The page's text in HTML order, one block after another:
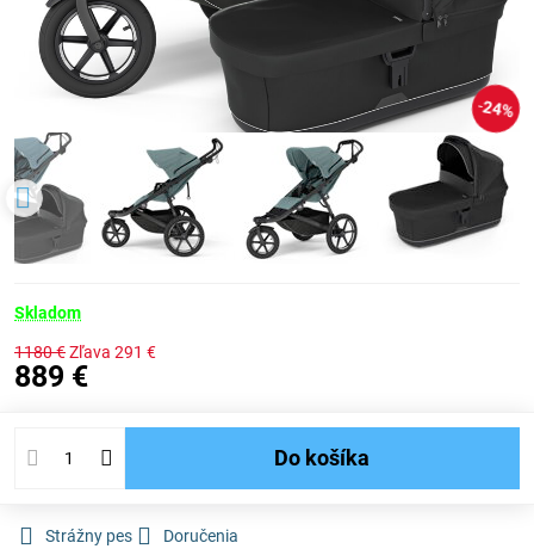
24%
Skladom
1180 €Zľava 291 €
889 €
Do košíka
Strážny pes Doručenia